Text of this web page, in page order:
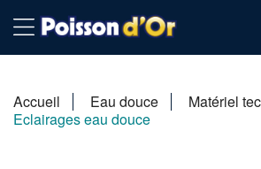
Accueil Eau douce
Matériel
Eclairages eau douce